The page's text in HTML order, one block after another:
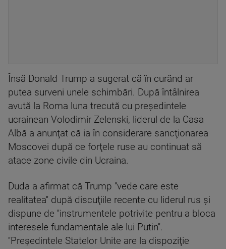
Însă Donald Trump a sugerat că în curând ar
putea surveni unele schimbări. După întâlnirea
avută la Roma luna trecută cu preşedintele
ucrainean Volodimir Zelenski, liderul de la Casa
Albă a anunţat că ia în considerare sancţionarea
Moscovei după ce forţele ruse au continuat să
atace zone civile din Ucraina.
Duda a afirmat că Trump ''vede care este
realitatea'' după discuţiile recente cu liderul rus şi
dispune de ''instrumentele potrivite pentru a bloca
interesele fundamentale ale lui Putin''.
''Preşedintele Statelor Unite are la dispoziţie